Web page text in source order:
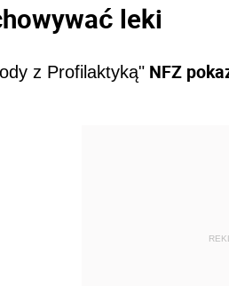
leki
z Profilaktyką" NFZ